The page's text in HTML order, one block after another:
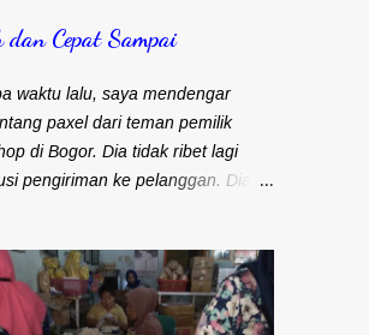
Cepat Sampai
waktu lalu, saya mendengar
paxel dari teman pemilik
di Bogor. Dia tidak ribet lagi
pengiriman ke pelanggan. Dia
kurir dan ojek online untuk
pengiriman. Frozen food menuntut
sampai ke pelanggan. Bapak